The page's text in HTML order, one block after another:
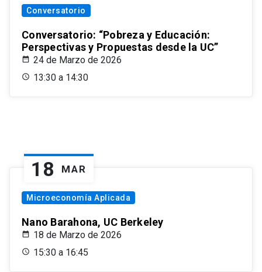
Conversatorio
Conversatorio: “Pobreza y Educación:
Perspectivas y Propuestas desde la UC”
24 de Marzo de 2026
13:30 a 14:30
18 MAR
Microeconomía Aplicada
Nano Barahona, UC Berkeley
18 de Marzo de 2026
15:30 a 16:45